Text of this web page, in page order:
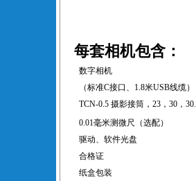
每套相机包含：
数字相机
（标准C接口、 1.8米USB线缆）
TCN-0.5摄影接筒，23 ，30 ，
0.01毫米测微尺（选配）
驱动、软件光盘
合格证
纸盒包装